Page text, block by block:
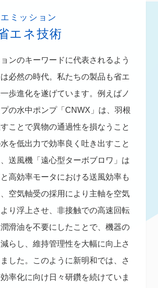
ミッション
エネ技術
ンのキーワードに代表されるよう
必然の時代。私たちの製品も省エ
歩進化を遂げています。例えばノ
の水中ポンプ「CNWX」は、羽根
ことで異物の通過性を損なうこと
を低出力で効率良く吐き出すこと
送風機「遠心型ターボブロワ」は
高効率モータにおける送風効率も
空気軸受の採用により主軸を空気
り浮上させ、非接触での高速回転
滑油を不要にしたことで、機器の
らし、維持管理性を大幅に向上さ
した。このように新明和では、さ
率化に向け日々研鑽を続けていま